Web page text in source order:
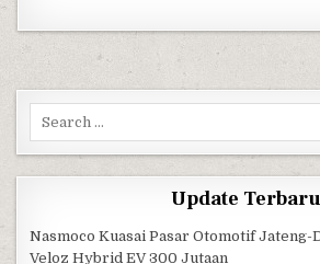
Search for:
Update Terbaru
Nasmoco Kuasai Pasar Otomotif Jateng-
Veloz Hybrid EV 300 Jutaan